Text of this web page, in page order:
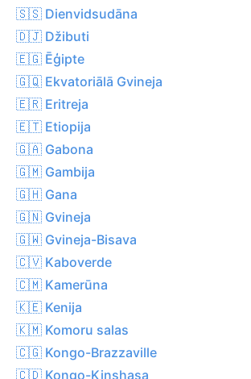
🇸🇸 Dienvidsudāna
🇩🇯 Džibuti
🇪🇬 Ēģipte
🇬🇶 Ekvatoriālā Gvineja
🇪🇷 Eritreja
🇪🇹 Etiopija
🇬🇦 Gabona
🇬🇲 Gambija
🇬🇭 Gana
🇬🇳 Gvineja
🇬🇼 Gvineja-Bisava
🇨🇻 Kaboverde
🇨🇲 Kamerūna
🇰🇪 Kenija
🇰🇲 Komoru salas
🇨🇬 Kongo-Brazzaville
🇨🇩 Kongo-Kinshasa